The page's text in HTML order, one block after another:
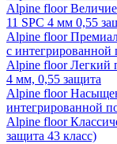
Alpine floor
11 SPC 4 мм 0,55
Alpine floor
с интегрированной
Alpine floor Легкий
4 мм, 0,55 защита
Alpine floor
интегрированной
Alpine floor
защита 43 класс)